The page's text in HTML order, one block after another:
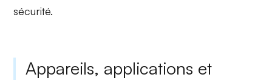
sécurité.
Appareils, applications et